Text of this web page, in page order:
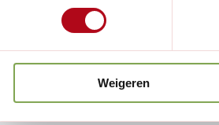
Weigeren
en stijlvolle gieter om je tuin of
je planten altijd genoeg water
is dit de perfecte
8.7/10